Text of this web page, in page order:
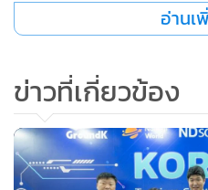
การดำเนินงานของ KTSC ในปี
พาณิชย์และการทดสอบการใช้ง
สัญญาทางธุรกิจกว่า 30 ฉบับ แ
อ่านเ
ข่าวที่เกี่ยวข้อง